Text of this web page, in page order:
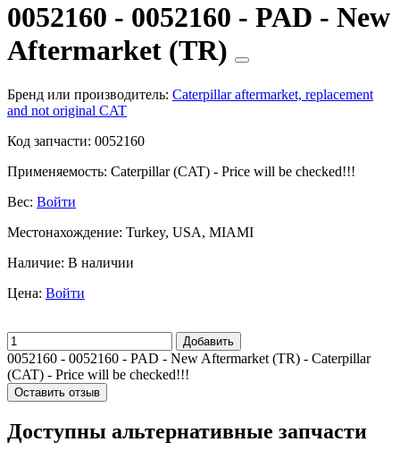
0052160 - 0052160 - PAD - New
Aftermarket (TR)
Бренд или производитель: Caterpillar aftermarket, replacement
and not original CAT
Код запчасти: 0052160
Применяемость: Caterpillar (CAT) - Price will be checked!!!
Вес: Войти
Местонахождение: Turkey, USA, MIAMI
Наличие: В наличии
Цена: Войти
Добавить
0052160 - 0052160 - PAD - New Aftermarket (TR) - Caterpillar
(CAT) - Price will be checked!!!
Оставить отзыв
Доступны альтернативные запчасти